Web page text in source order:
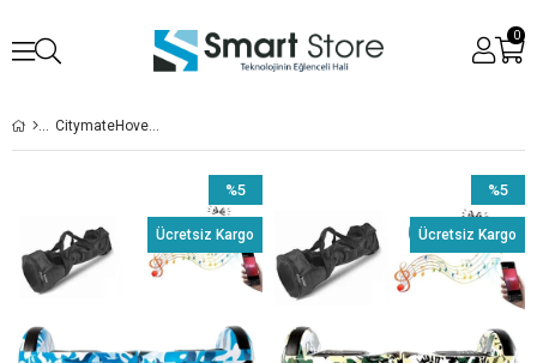
0
CitymateHoverboardDesenli
%5
İndirim
%5İndirim
Ücretsiz Kargo
%5
İndirim
Ücretsiz Kargo